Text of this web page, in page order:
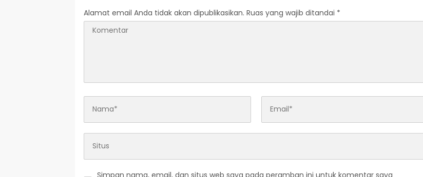
Alamat email Anda tidak akan dipublikasikan. Ruas yang wajib ditandai *
Simpan nama, email, dan situs web saya pada peramban ini untuk komentar saya